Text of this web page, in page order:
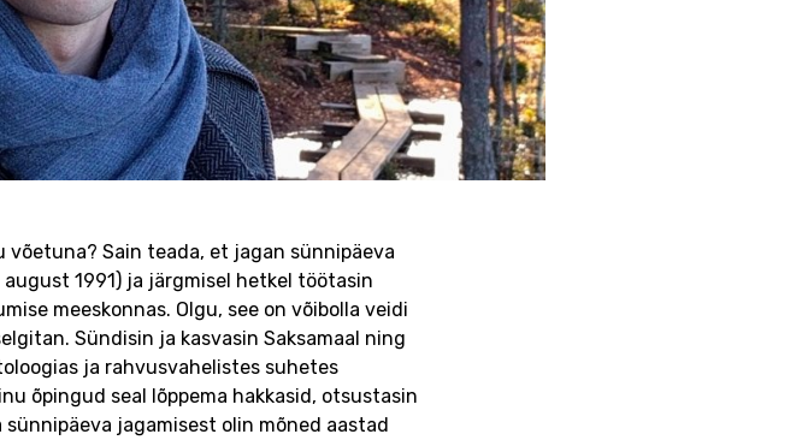
võetuna? Sain teada, et jagan sünnipäeva
1991) ja järgmisel hetkel töötasin
meeskonnas. Olgu, see on võibolla veidi
Sündisin ja kasvasin Saksamaal ning
ja rahvusvahelistes suhetes
õpingud seal lõppema hakkasid, otsustasin
jagamisest olin mõned aastad